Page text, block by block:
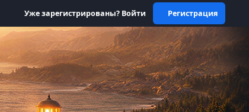
Уже зарегистрированы? Войти Регистрация